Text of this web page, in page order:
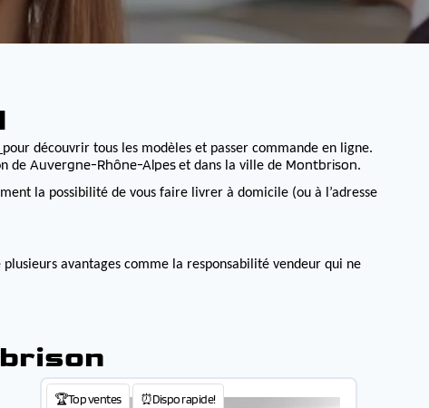
pour découvrir tous les modèles et passer commande en ligne.
de Auvergne-Rhône-Alpeset dans la ville de Montbrison.
la possibilité de vous faire livrer à domicile (ou à l’adresse
avantages comme la responsabilité vendeur qui ne
🏆Top ventes ⏰Dispo rapide!